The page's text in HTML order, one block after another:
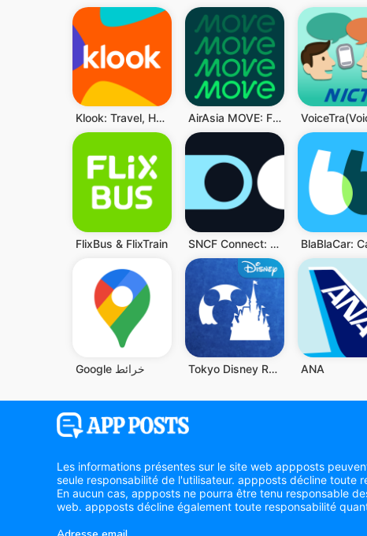
Klook: Travel, Hotels, Leisure AirAsia MOVE: Flights & Hotels
FlixBus & FlixTrain SNCF Connect: Trains & trajets
Google خرائط Tokyo Disney Resort App ANA
Les informations présentes sur le site web appposts
seule responsabilité de l'utilisateur. appposts décline toute
En aucun cas, appposts ne pourra être tenu responsable
web. appposts décline également toute responsabilité